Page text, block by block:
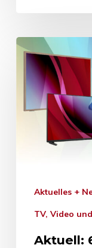
Aktuelles +
TV, Video
Aktuell: